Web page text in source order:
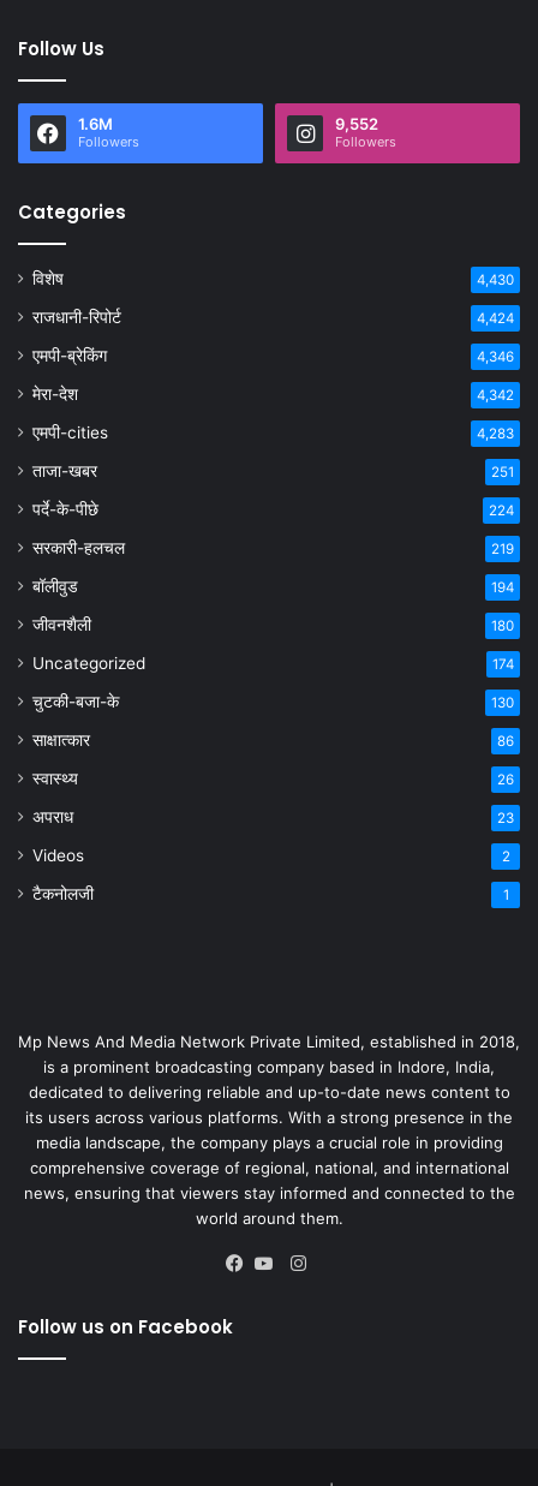
Follow Us
1.6M
Followers
9,552
Followers
Categories
विशेष 4,430
राजधानी-रिपोर्ट 4,424
एमपी-ब्रेकिंग 4,346
मेरा-देश 4,342
एमपी-cities 4,283
ताजा-खबर 251
पर्दे-के-पीछे 224
सरकारी-हलचल 219
बॉलीवुड 194
जीवनशैली 180
Uncategorized 174
चुटकी-बजा-के 130
साक्षात्कार 86
स्वास्थ्य 26
अपराध 23
Videos 2
टैकनोलजी 1
Mp News And Media Network Private Limited, established in 2018,
is a prominent broadcasting company based in Indore, India,
dedicated to delivering reliable and up-to-date news content to
its users across various platforms. With a strong presence in the
media landscape, the company plays a crucial role in providing
comprehensive coverage of regional, national, and international
news, ensuring that viewers stay informed and connected to the
world around them.
Instagram
Follow us on Facebook